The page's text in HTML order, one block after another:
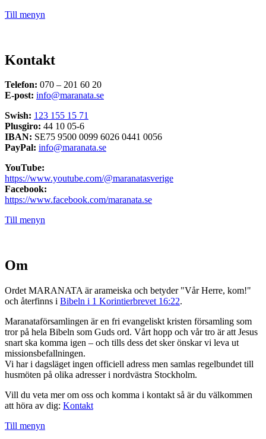
Till menyn
Kontakt
Telefon: 070 – 201 60 20
E-post: info@maranata.se
Swish: 123 155 15 71
Plusgiro: 44 10 05-6
IBAN: SE75 9500 0099 6026 0441 0056
PayPal: info@maranata.se
YouTube:
https://www.youtube.com/@maranatasverige
Facebook:
https://www.facebook.com/maranata.se
Till menyn
Om
Ordet MARANATA är arameiska och betyder "Vår Herre, kom!"
och återfinns i Bibeln i 1 Korintierbrevet 16:22.
Maranataförsamlingen är en fri evangeliskt kristen församling som
tror på hela Bibeln som Guds ord. Vårt hopp och vår tro är att Jesus
snart ska komma igen – och tills dess det sker önskar vi leva ut
missionsbefallningen.
Vi har i dagsläget ingen officiell adress men samlas regelbundet till
husmöten på olika adresser i nordvästra Stockholm.
Vill du veta mer om oss och komma i kontakt så är du välkommen
att höra av dig: Kontakt
Till menyn